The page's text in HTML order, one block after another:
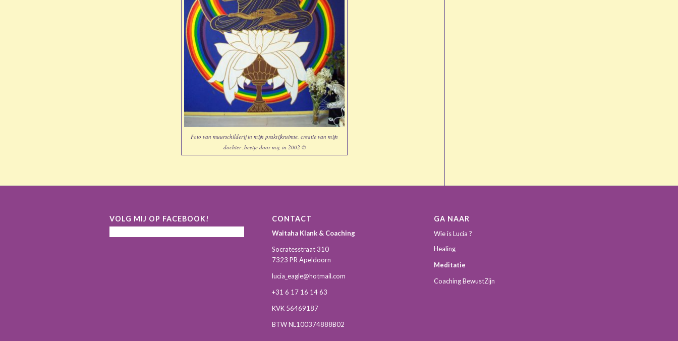
Foto van muurschilderij in mijn praktijkruimte, creatie van mijn
dochter ,beetje door mij, in 2002 ©
VOLG MIJ OP FACEBOOK! CONTACT
Waitaha Klank & Coaching
Socratesstraat 310
7323 PR Apeldoorn
lucia_eagle@hotmail.com
+31 6 17 16 14 63
KVK 56469187
BTW NL100374888B02
GA NAAR
Wie is Lucia ?
Healing
Meditatie
Coaching BewustZijn